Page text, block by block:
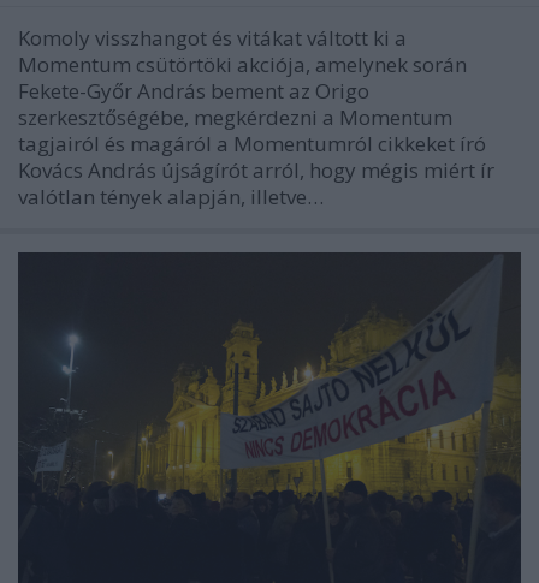
Komoly visszhangot és vitákat váltott ki a
Momentum csütörtöki akciója, amelynek során
Fekete-Győr András bement az Origo
szerkesztőségébe, megkérdezni a Momentum
tagjairól és magáról a Momentumról cikkeket író
Kovács András újságírót arról, hogy mégis miért ír
valótlan tények alapján, illetve…